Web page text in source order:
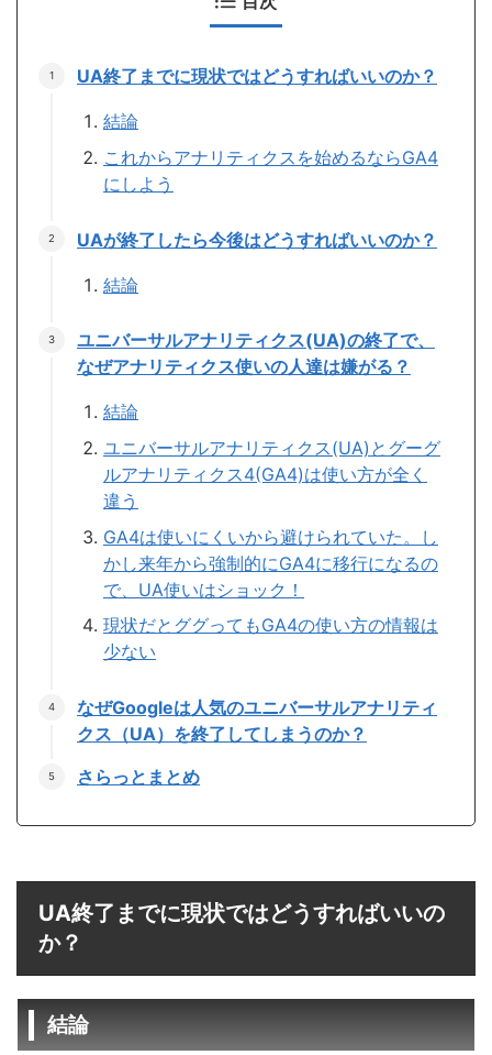
UA終了までに現状ではどうすればいいのか？
結論
これからアナリティクスを始めるならGA4
にしよう
UAが終了したら今後はどうすればいいのか？
結論
ユニバーサルアナリティクス(UA)の終了で、
なぜアナリティクス使いの人達は嫌がる？
結論
ユニバーサルアナリティクス(UA)とグーグ
ルアナリティクス4(GA4)は使い方が全く
違う
GA4は使いにくいから避けられていた。し
かし来年から強制的にGA4に移行になるの
で、UA使いはショック！
現状だとググってもGA4の使い方の情報は
少ない
なぜGoogleは人気のユニバーサルアナリティ
クス（UA）を終了してしまうのか？
さらっとまとめ
UA終了までに現状ではどうすればいいの
か？
結論